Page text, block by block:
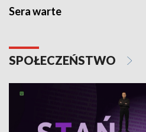
Sera warte
SPOŁECZEŃSTWO